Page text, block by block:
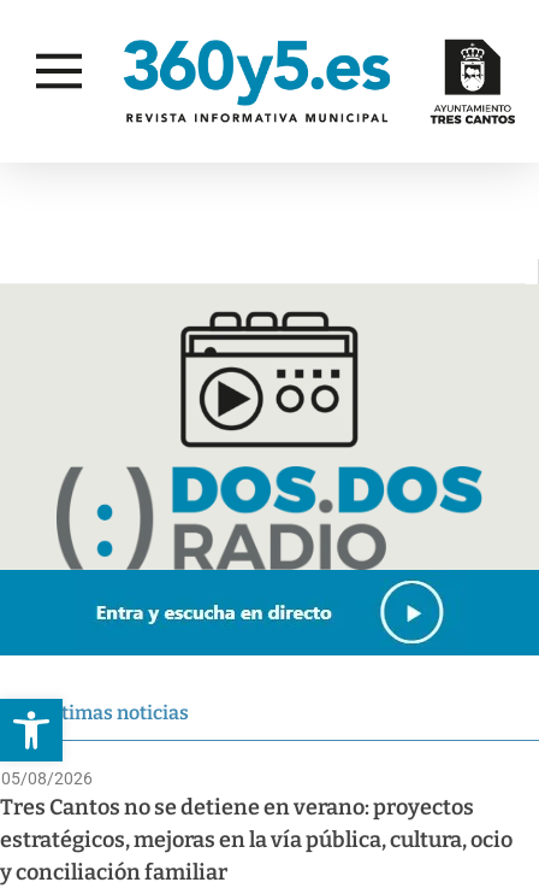
Abrir barra de herramientas
Últimas noticias
05/08/2026
Tres Cantos no se detiene en verano: proyectos
estratégicos, mejoras en la vía pública, cultura, ocio
y conciliación familiar